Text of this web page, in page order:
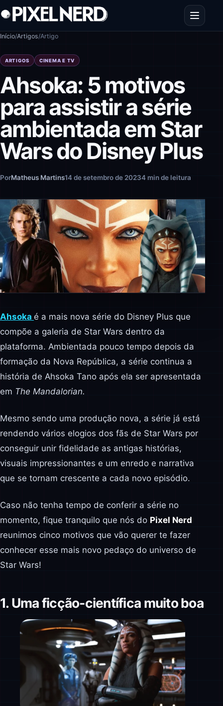
Pular para o conteúdo
Abrir
Início/Artigos/Artigo
ARTIGOS CINEMA E TV
Ahsoka: 5 motivos
para assistir a série
ambientada em Star
Wars do Disney Plus
PorMatheus Martins14 de setembro de 20234 min de leitura
Ahsoka é a mais nova série do Disney Plus que
compõe a galeria de Star Wars dentro da
plataforma. Ambientada pouco tempo depois da
formação da Nova República, a série continua a
história de Ahsoka Tano após ela ser apresentada
em The Mandalorian.
Mesmo sendo uma produção nova, a série já está
rendendo vários elogios dos fãs de Star Wars por
conseguir unir fidelidade as antigas histórias,
visuais impressionantes e um enredo e narrativa
que se tornam crescente a cada novo episódio.
Caso não tenha tempo de conferir a série no
momento, fique tranquilo que nós do Pixel Nerd
reunimos cinco motivos que vão querer te fazer
conhecer esse mais novo pedaço do universo de
Star Wars!
1. Uma ficção-científica muito boa